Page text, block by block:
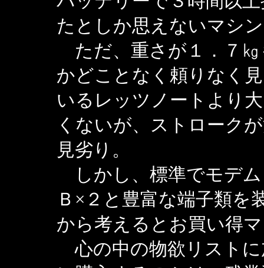
たとしか思えないマシ
ただ、重さが１．７㎏
かどことなく頼りなく
いるレッツノートより
くないが、ストローク
見劣り。
しかし、標準でモデム
Ｂ×２と豊富な端子類を
から考えるとお買い得
心の中の物欲リスト